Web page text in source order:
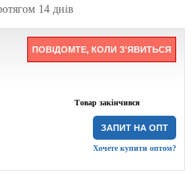
14 днів
ПОВІДОМТЕ, КОЛИ З'ЯВИТЬСЯ
Товар закінчився
ЗАПИТ НА ОПТ
Хочете купити оптом?